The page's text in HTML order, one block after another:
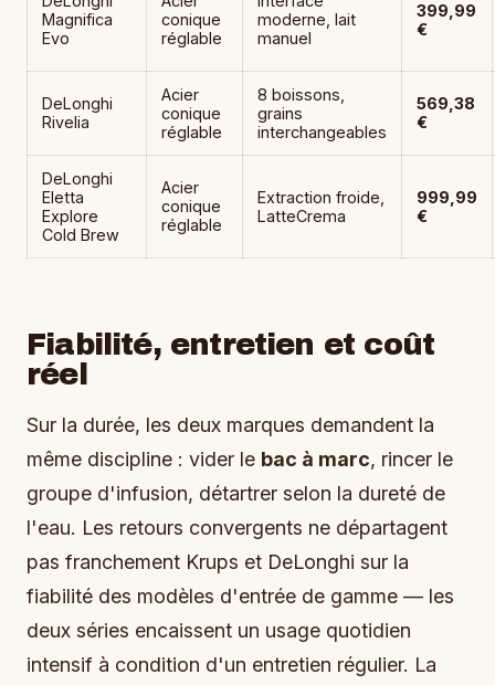
Magnifica
Evo
conique
réglable
moderne, lait
manuel
399,99
€
DeLonghi
Rivelia
Acier
conique
réglable
8 boissons,
grains
interchangeables
569,38
€
DeLonghi
Eletta
Explore
Cold Brew
Acier
conique
réglable
Extraction froide,
LatteCrema
999,99
€
Fiabilité, entretien et coût
réel
Sur la durée, les deux marques demandent la
même discipline : vider le bac à marc, rincer le
groupe d'infusion, détartrer selon la dureté de
l'eau. Les retours convergents ne départagent
pas franchement Krups et DeLonghi sur la
fiabilité des modèles d'entrée de gamme — les
deux séries encaissent un usage quotidien
intensif à condition d'un entretien régulier. La